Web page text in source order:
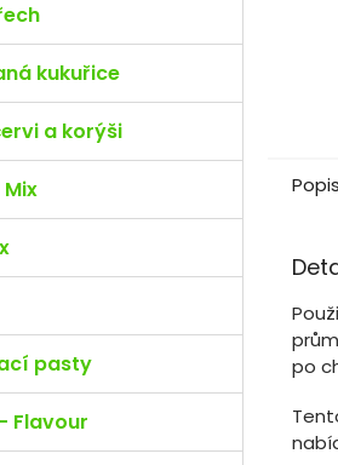
kukuřice
a korýši
pasty
Flavour
Popis
po